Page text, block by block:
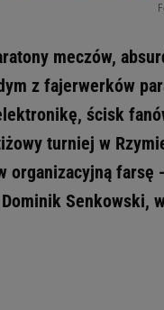
meczów,
z fajerwerków
ścisk
turniej w
organizacyjną farsę
Senkowski,